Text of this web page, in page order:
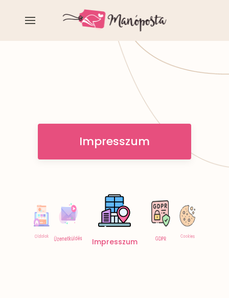
Impresszum
Szállítás
Oldalak Üzenetküldés Impresszum GDPR Cookies
Szavatosság